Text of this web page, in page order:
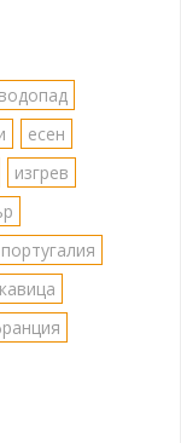
водопад
есен
изгрев
португалия